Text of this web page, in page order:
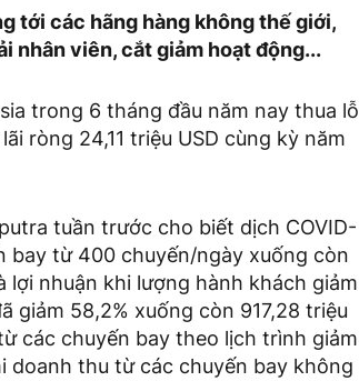
tới các hãng hàng không thế giới,
nhân viên, cắt giảm hoạt động...
trong 6 tháng đầu năm nay thua lỗ
ròng 24,11 triệu USD cùng kỳ năm
tuần trước cho biết dịch COVID-
bay từ 400 chuyến/ngày xuống còn
lợi nhuận khi lượng hành khách giảm
giảm 58,2% xuống còn 917,28 triệu
các chuyến bay theo lịch trình giảm
doanh thu từ các chuyến bay không